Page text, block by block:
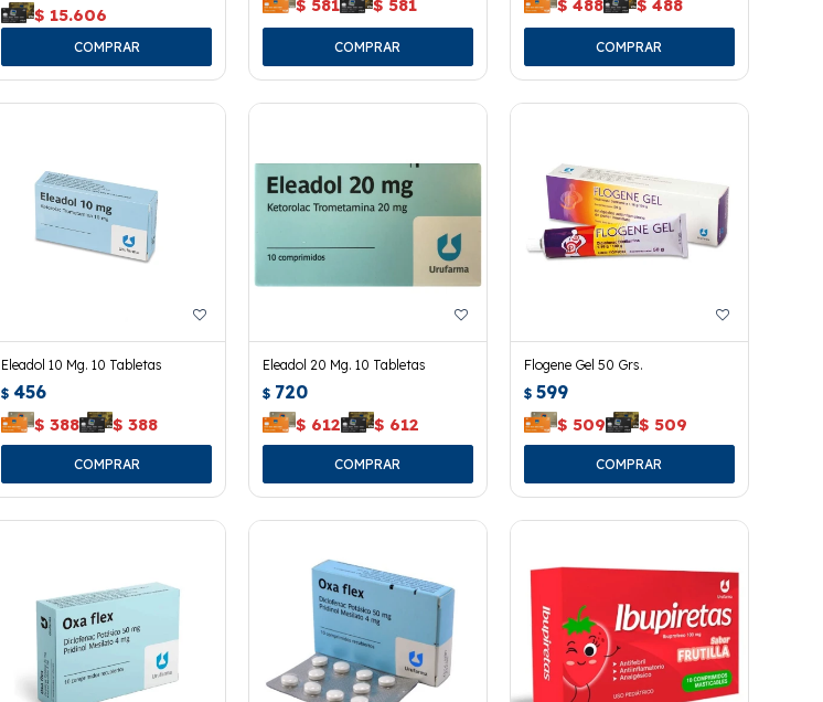
$ 15.606 $ 581 $ 581 $ 488 $ 488
Eleadol 10 Mg. 10 Tabletas
$ 456
$ 388 $ 388
Eleadol 20 Mg. 10 Tabletas
$ 720
$ 612 $ 612
Flogene Gel 50 Grs.
$ 599
$ 509 $ 509